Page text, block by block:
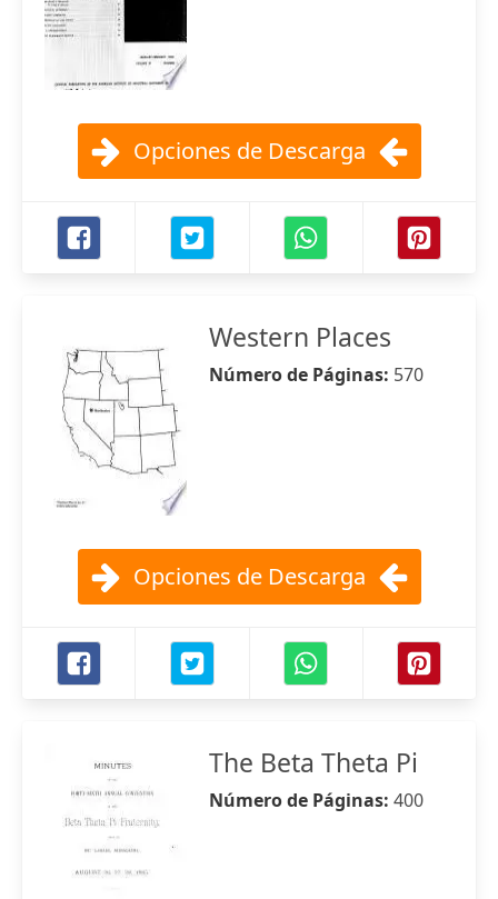
Opciones de Descarga
Western Places
Número de Páginas: 570
Opciones de Descarga
The Beta Theta Pi
Número de Páginas: 400